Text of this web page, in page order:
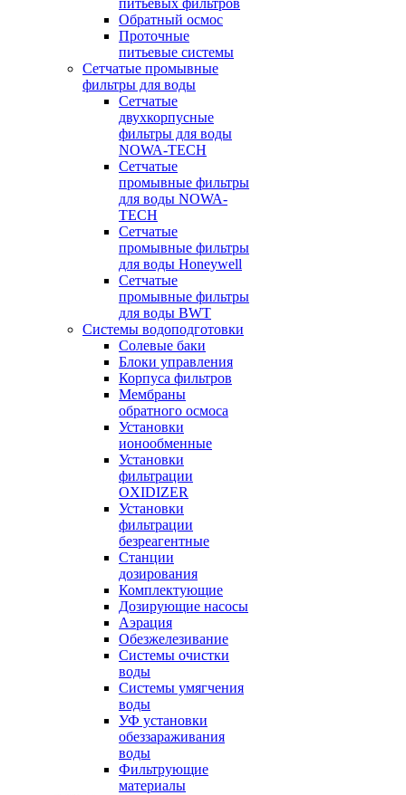
питьевых фильтров
Обратный осмос
Проточные
питьевые системы
Сетчатые промывные
фильтры для воды
Сетчатые
двухкорпусные
фильтры для воды
NOWA-TECH
Сетчатые
промывные фильтры
для воды NOWA-
TECH
Сетчатые
промывные фильтры
для воды Honeywell
Сетчатые
промывные фильтры
для воды BWT
Системы водоподготовки
Солевые баки
Блоки управления
Корпуса фильтров
Мембраны
обратного осмоса
Установки
ионообменные
Установки
фильтрации
OXIDIZER
Установки
фильтрации
безреагентные
Станции
дозирования
Комплектующие
Дозирующие насосы
Аэрация
Обезжелезивание
Системы очистки
воды
Системы умягчения
воды
УФ установки
обеззараживания
воды
Фильтрующие
материалы